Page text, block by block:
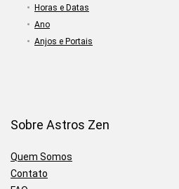
Horas e Datas
Ano
Anjos e Portais
Sobre Astros Zen
Quem Somos
Contato